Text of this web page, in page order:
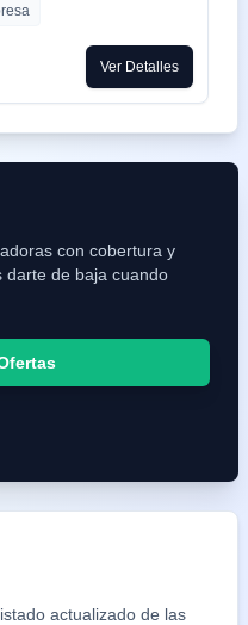
Ver Detalles
con cobertura y
darte de baja cuando
actualizado de las